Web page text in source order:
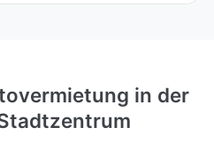
in der